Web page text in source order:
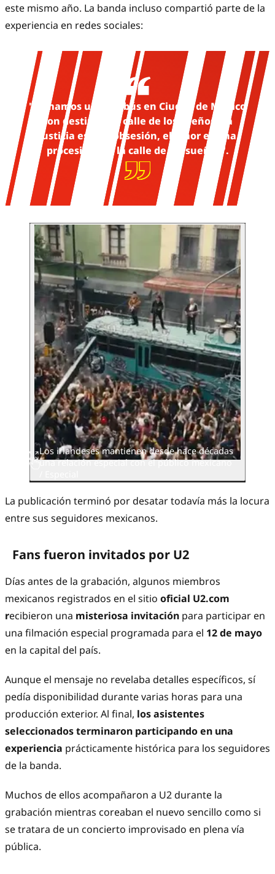
este mismo año. La banda incluso compartió parte de la
experiencia en redes sociales:
"Tomamos un autobús en Ciudad de México
con destino a la calle de los sueños. La
justicia es una obsesión, el amor es una
procesión por la calle de los sueños".
Los irlandeses mantienen desde hace décadas
una relación especial con el público mexicano
La publicación terminó por desatar todavía más la locura
entre sus seguidores mexicanos.
Fans fueron invitados por U2
Días antes de la grabación, algunos miembros
mexicanos registrados en el sitio oficial U2.com
recibieron una misteriosa invitación para participar en
una filmación especial programada para el 12 de mayo
en la capital del país.
Aunque el mensaje no revelaba detalles específicos, sí
pedía disponibilidad durante varias horas para una
producción exterior. Al final, los asistentes
seleccionados terminaron participando en una
experiencia prácticamente histórica para los seguidores
de la banda.
Muchos de ellos acompañaron a U2 durante la
grabación mientras coreaban el nuevo sencillo como si
se tratara de un concierto improvisado en plena vía
pública.